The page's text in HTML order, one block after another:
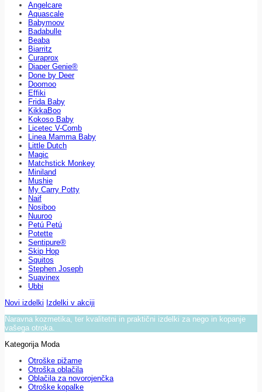
Angelcare
Aquascale
Babymoov
Badabulle
Beaba
Biarritz
Curaprox
Diaper Genie®
Done by Deer
Doomoo
Effiki
Frida Baby
KikkaBoo
Kokoso Baby
Licetec V-Comb
Linea Mamma Baby
Little Dutch
Magic
Matchstick Monkey
Miniland
Mushie
My Carry Potty
Naif
Nosiboo
Nuuroo
Petú Petú
Potette
Sentipure®
Skip Hop
Squitos
Stephen Joseph
Suavinex
Ubbi
Novi izdelki Izdelki v akciji
Naravna kozmetika, ter kvalitetni in praktični izdelki za nego in kopanje
vašega otroka.
Kategorija Moda
Otroške pižame
Otroška oblačila
Oblačila za novorojenčka
Otroške kopalke